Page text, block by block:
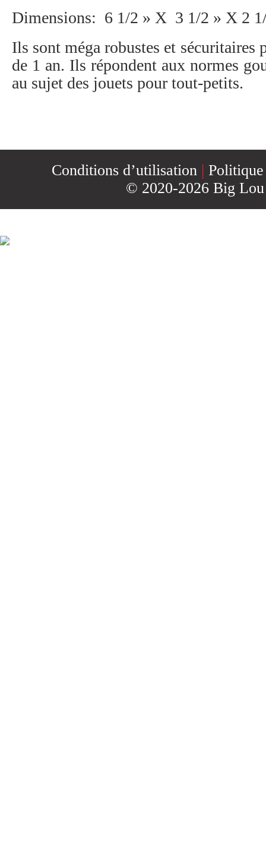
À PROPOS
CONTACT
INFOLETTRE
Dimensions: 6 1/2 » X 3 1/2 » X 2
Ils sont méga robustes et sécuritaires
de 1 an. Ils répondent aux normes
au sujet des jouets pour tout-petits.
Conditions d’utilisation|
© 2020-2026 Big